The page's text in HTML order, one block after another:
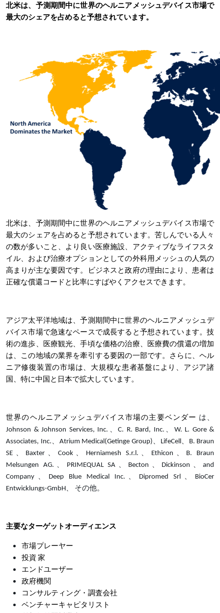
北米は、予測期間中に世界のヘルニアメッシュデバイス市場で
最大のシェアを占めると予想されています。
北米は、予測期間中に世界のヘルニアメッシュデバイス市場で
最大のシェアを占めると予想されています。苦しんでいる人々
の数が多いこと、より良い医療施設、アクティブなライフスタ
イル、および治療オプションとしての外科用メッシュの人気の
高まりが主な要因です。ビジネスと政府の理由により、患者は
正確な償還コードと比率にすばやくアクセスできます。
アジア太平洋地域は、予測期間中に世界のヘルニアメッシュデ
バイス市場で急速なペースで成長すると予想されています。技
術の進歩、医療観光、手頃な価格の治療、医療費の償還の増加
は、この地域の業界を牽引する要因の一部です。さらに、ヘル
ニア修復装置の市場は、大規模な患者基盤により、アジア諸
国、特に中国と日本で拡大しています。
世界のヘルニアメッシュデバイス市場の主要ベンダー は、
Johnson & Johnson Services, Inc.、C. R. Bard, Inc.、W. L. Gore &
Associates, Inc.、Atrium Medical(Getinge Group)、LifeCell、B. Braun
SE、Baxter、Cook、Herniamesh S.r.l.、Ethicon、B. Braun
Melsungen AG.、PRIMEQUAL SA、Becton、Dickinson、and
Company、Deep Blue Medical Inc.、Dipromed Srl、BioCer
Entwicklungs-GmbH、 その他。
主要なターゲットオーディエンス
市場プレーヤー
投資 家
エンドユーザー
政府機関
コンサルティング・調査会社
ベンチャーキャピタリスト